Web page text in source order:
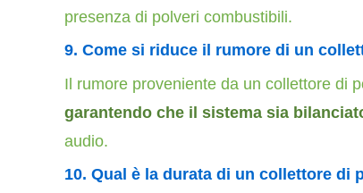
presenza di polveri combustibili.
9. Come si riduce il rumore di un
Il rumore proveniente da un collettore di
garantendo che il sistema sia
audio.
10. Qual è la durata di un collettore di